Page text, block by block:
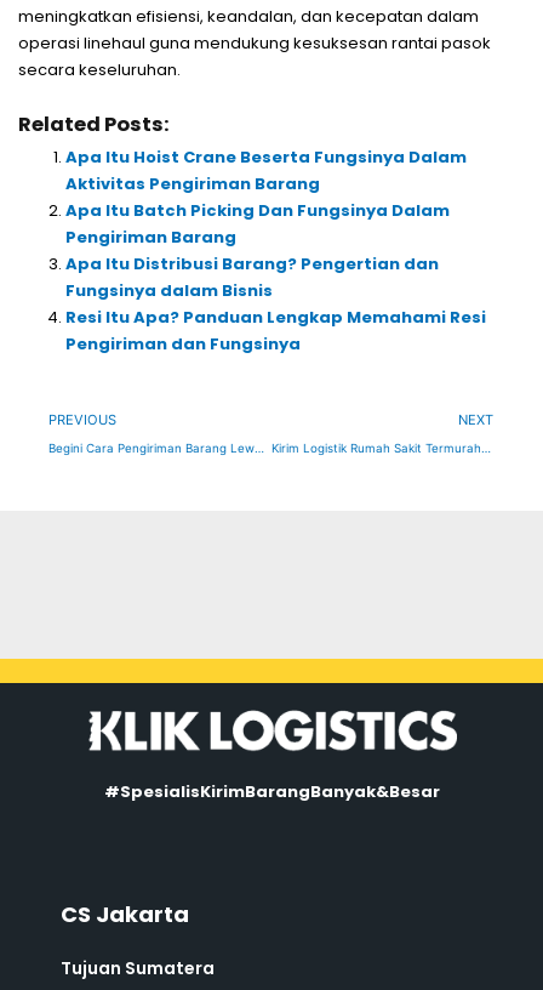
meningkatkan efisiensi, keandalan, dan kecepatan dalam
operasi linehaul guna mendukung kesuksesan rantai pasok
secara keseluruhan.
Related Posts:
Apa Itu Hoist Crane Beserta Fungsinya Dalam
Aktivitas Pengiriman Barang
Apa Itu Batch Picking Dan Fungsinya Dalam
Pengiriman Barang
Apa Itu Distribusi Barang? Pengertian dan
Fungsinya dalam Bisnis
Resi Itu Apa? Panduan Lengkap Memahami Resi
Pengiriman dan Fungsinya
Prev
PREVIOUS NEXT
#SpesialisKirimBarangBanyak&Besar
CS Jakarta
Tujuan Sumatera